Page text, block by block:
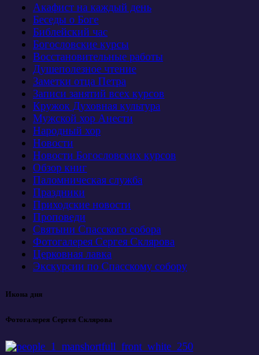
Акафист на каждый день
Беседы о Боге
Библейский час
Богословские курсы
Восстановительные работы
Душеполезное чтение
Заметки отца Петра
Записи занятий всех курсов
Кружок Духовная культура
Мужской хор Анести
Народный хор
Новости
Новости Богословских курсов
Обзор книг
Паломническая служба
Праздники
Приходские новости
Проповеди
Святыни Спасского собора
Фотогалерея Сергея Склярова
Церковная лавка
Экскурсии по Спасскому собору
Икона дня
Фотогалерея Сергея Склярова